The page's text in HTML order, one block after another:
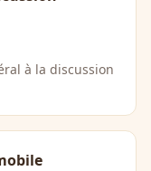
à la discussion